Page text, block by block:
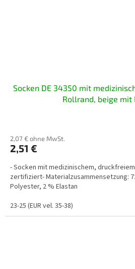
Socken DE 34350 mit
Rollrand, beige mit
2,07 € ohne MwSt.
2,51 €
- Socken mit medizinischem,
zertifiziert- Materialzusammensetzung:
Polyester, 2 % Elastan
23-25 (EUR vel. 35-38)